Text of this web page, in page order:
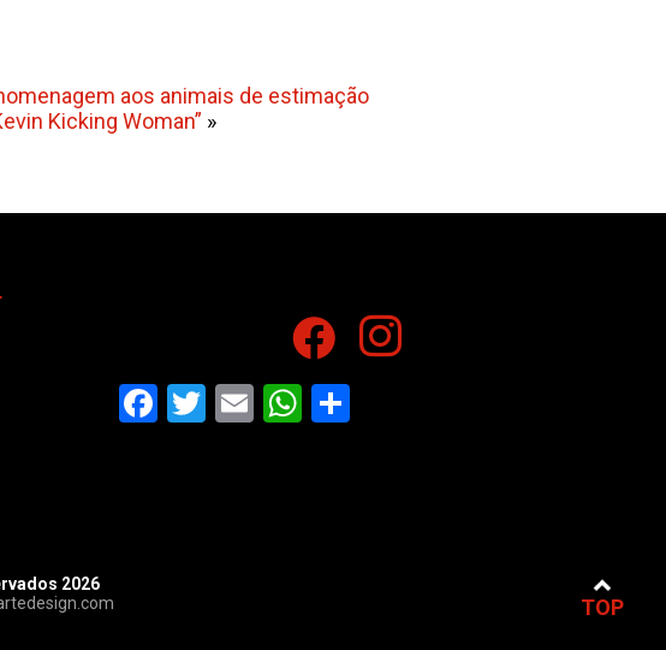
aos animais de estimação
Kicking Woman” »
TOP
Facebook
Twitter
EmailWhatsApp
2026